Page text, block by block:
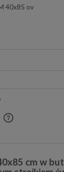
40x85 ov
kosztów
cm w